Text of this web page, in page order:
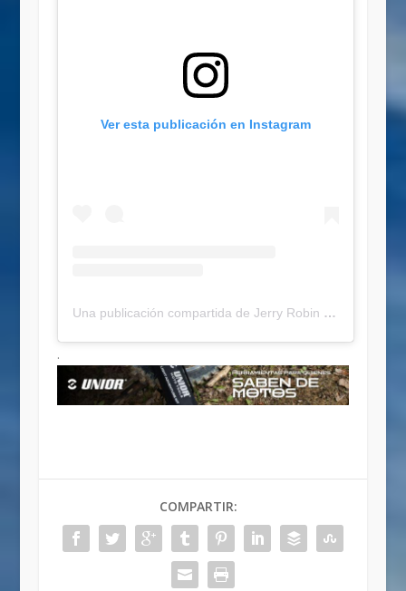
Ver esta publicación en Instagram
Una publicación compartida de Jerry Robin (@jerry_robin77)
.
COMPARTIR: